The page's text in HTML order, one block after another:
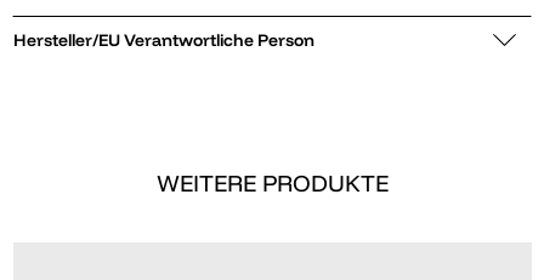
Hersteller/EU Verantwortliche Person
WEITERE PRODUKTE